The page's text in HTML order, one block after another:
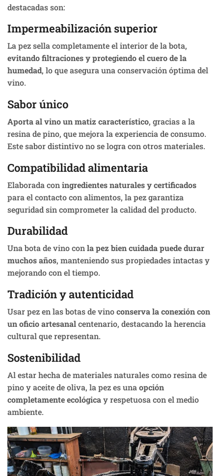
destacadas son:
Impermeabilización superior
La pez sella completamente el interior de la bota,
evitando filtraciones y protegiendo el cuero de la
humedad, lo que asegura una conservación óptima del
vino.
Sabor único
Aporta al vino un matiz característico, gracias a la
resina de pino, que mejora la experiencia de consumo.
Este sabor distintivo no se logra con otros materiales.
Compatibilidad alimentaria
Elaborada coningredientes naturales y certificados
para el contacto con alimentos, la pez garantiza
seguridad sin comprometer la calidad del producto.
Durabilidad
Una bota de vino conla pez bien cuidada puede durar
muchos años, manteniendo sus propiedades intactas y
mejorando con el tiempo.
Tradición y autenticidad
Usar pez en las botas de vinoconserva la conexión con
un oficio artesanalcentenario, destacando la herencia
cultural que representan.
Sostenibilidad
Al estar hecha de materiales naturales como resina de
pino y aceite de oliva, la pez es una opción
completamente ecológicay respetuosa con el medio
ambiente.